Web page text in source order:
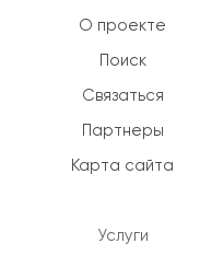
О проекте
Поиск
Связаться
Партнеры
Карта сайта
Услуги